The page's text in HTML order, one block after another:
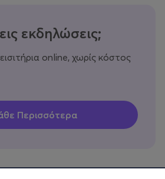
εκδηλώσεις;
online, χωρίς κόστος